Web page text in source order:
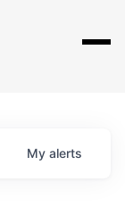
My alerts